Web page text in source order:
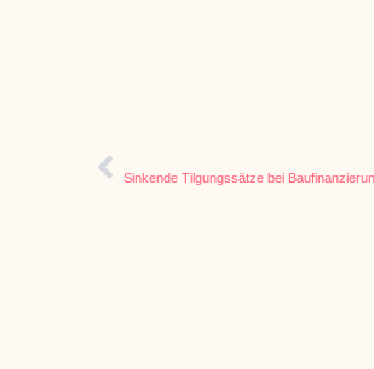
Sinkende Tilgungssätze bei